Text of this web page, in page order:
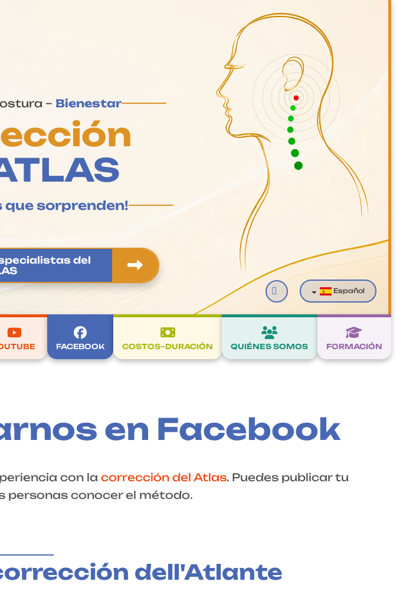
– Bienestar
que sorprenden!
del
Buscar Español
FACEBOOK COSTOS–DURACIÓN QUIÉNES SOMOS FORMACIÓN
en Facebook
con la corrección del Atlas. Puedes publicar tu
personas conocer el método.
dell'Atlante